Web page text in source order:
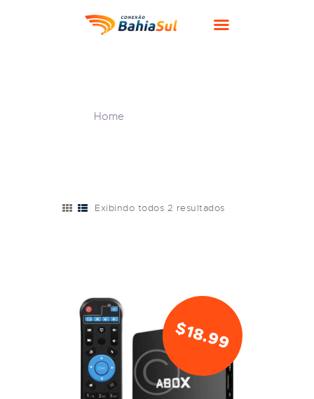
Home
HOME
CONTATOS
Exibindo todos 2 resultados
$18.99